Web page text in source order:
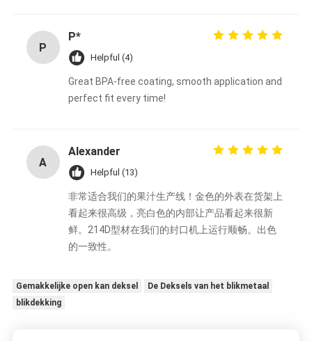
P
P*
Helpful (4)
Great BPA-free coating, smooth application and
perfect fit every time!
A
Alexander
Helpful (13)
非常适合我们的果汁生产线！金色的外表在货架上
看起来很高级，亮白色的内部让产品看起来很新
鲜。214D型材在我们的封口机上运行顺畅。出色
的一致性。
Gemakkelijke open kan deksel
De Deksels van het blikmetaal
blikdekking